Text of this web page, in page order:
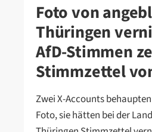
Foto von
Thüringen
AfD-Stimmen
Stimmzettel
Zwei X-Accounts
Foto, sie hätten bei der